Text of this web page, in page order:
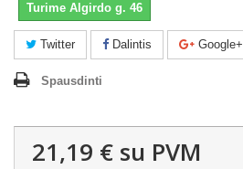
Turime Algirdo g. 46
Twitter Dalintis Google+
Spausdinti
21,19 € su PVM